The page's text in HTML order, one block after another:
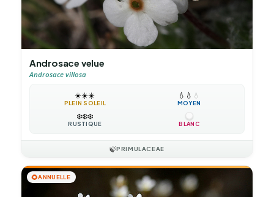
Androsace velue
Androsace villosa
☀️☀️☀️
PLEIN SOLEIL
💧 💧 💧
MOYEN
❄️❄️❄️
RUSTIQUE BLANC
🍃PRIMULACEAE
🌻ANNUELLE